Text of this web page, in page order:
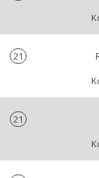
21
21